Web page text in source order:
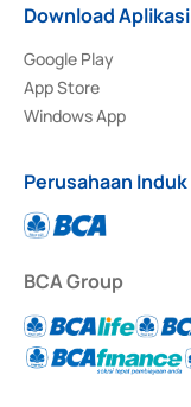
Download Aplikasi
Google Play
App Store
Windows App
Perusahaan Induk
BCA Group